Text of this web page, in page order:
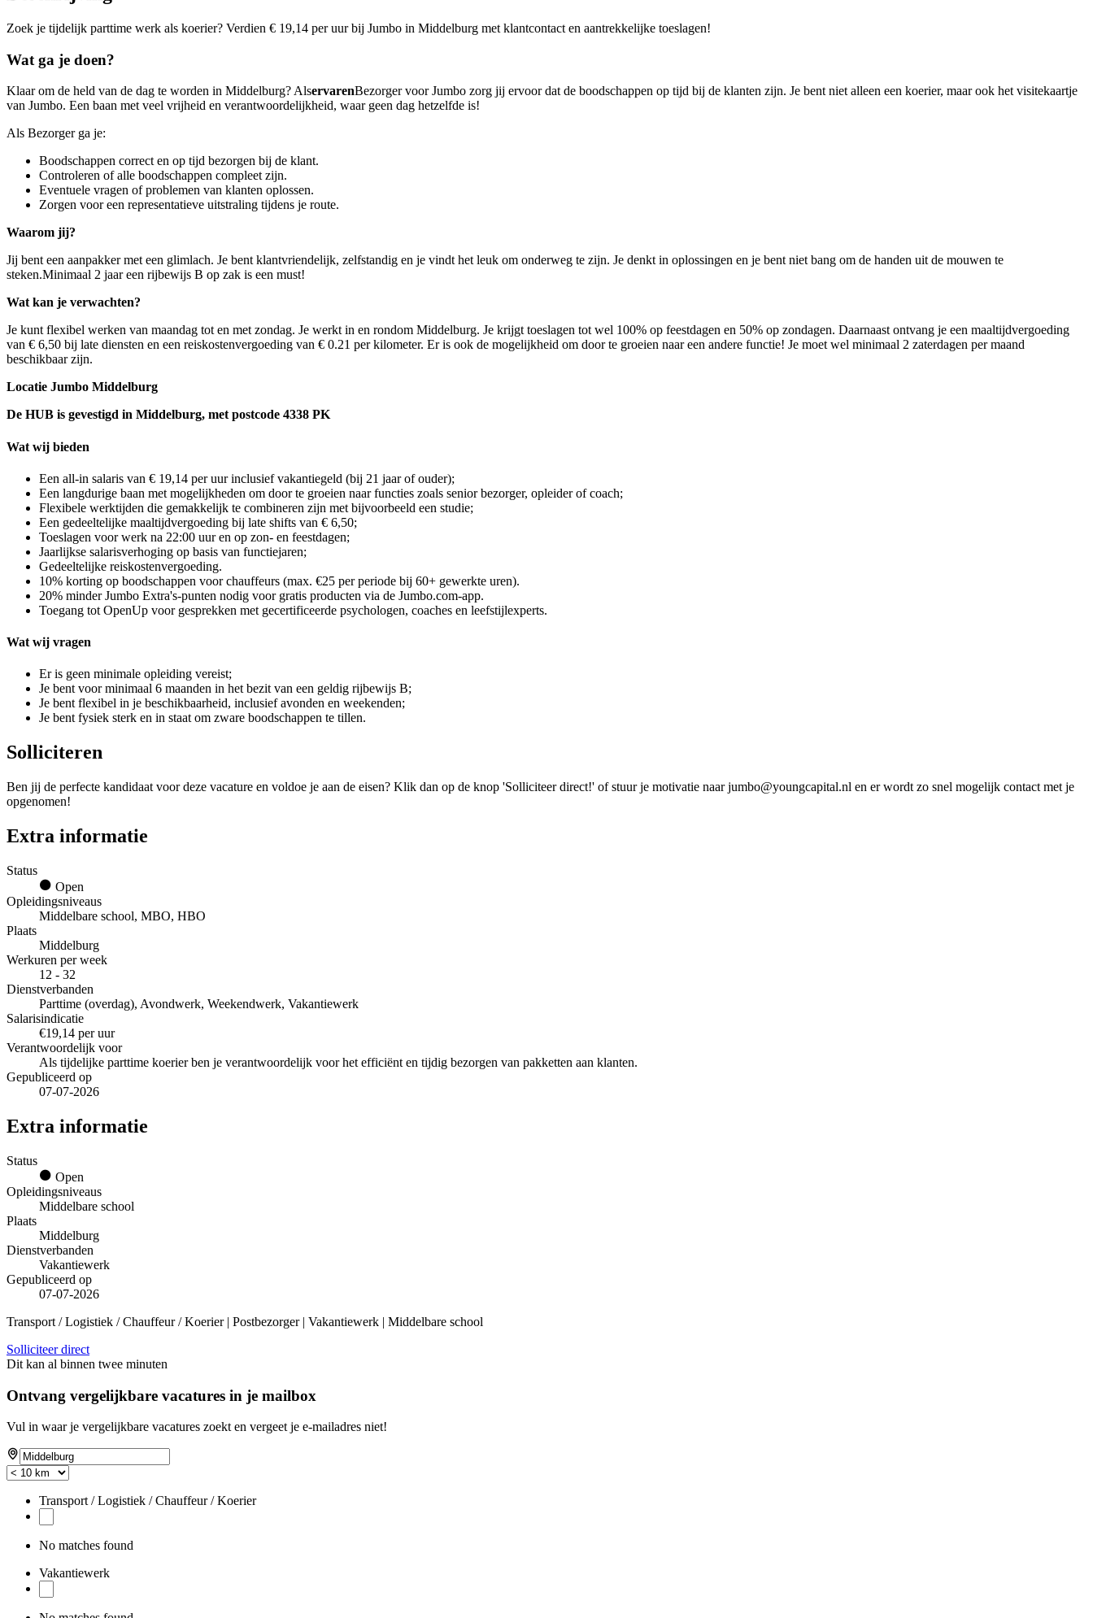
Zoek je tijdelijk parttime werk als koerier? Verdien € 19,14 per uur bij Jumbo in Middelburg met klantcontact en aantrekkelijke toeslagen!
Wat ga je doen?
Klaar om de held van de dag te worden in Middelburg? AlservarenBezorger voor Jumbo zorg jij ervoor dat de boodschappen op tijd bij de klanten zijn. Je bent niet alleen een koerier, maar ook het visitekaartje
van Jumbo. Een baan met veel vrijheid en verantwoordelijkheid, waar geen dag hetzelfde is!
Als Bezorger ga je:
Boodschappen correct en op tijd bezorgen bij de klant.
Controleren of alle boodschappen compleet zijn.
Eventuele vragen of problemen van klanten oplossen.
Zorgen voor een representatieve uitstraling tijdens je route.
Waarom jij?
Jij bent een aanpakker met een glimlach. Je bent klantvriendelijk, zelfstandig en je vindt het leuk om onderweg te zijn. Je denkt in oplossingen en je bent niet bang om de handen uit de mouwen te
steken.Minimaal 2 jaar een rijbewijs B op zak is een must!
Wat kan je verwachten?
Je kunt flexibel werken van maandag tot en met zondag. Je werkt in en rondom Middelburg. Je krijgt toeslagen tot wel 100% op feestdagen en 50% op zondagen. Daarnaast ontvang je een maaltijdvergoeding
van € 6,50 bij late diensten en een reiskostenvergoeding van € 0.21 per kilometer. Er is ook de mogelijkheid om door te groeien naar een andere functie! Je moet wel minimaal 2 zaterdagen per maand
beschikbaar zijn.
Locatie Jumbo Middelburg
De HUB is gevestigd in Middelburg, met postcode 4338 PK
Wat wij bieden
Een all-in salaris van € 19,14 per uur inclusief vakantiegeld (bij 21 jaar of ouder);
Een langdurige baan met mogelijkheden om door te groeien naar functies zoals senior bezorger, opleider of coach;
Flexibele werktijden die gemakkelijk te combineren zijn met bijvoorbeeld een studie;
Een gedeeltelijke maaltijdvergoeding bij late shifts van € 6,50;
Toeslagen voor werk na 22:00 uur en op zon- en feestdagen;
Jaarlijkse salarisverhoging op basis van functiejaren;
Gedeeltelijke reiskostenvergoeding.
10% korting op boodschappen voor chauffeurs (max. €25 per periode bij 60+ gewerkte uren).
20% minder Jumbo Extra's-punten nodig voor gratis producten via de Jumbo.com-app.
Toegang tot OpenUp voor gesprekken met gecertificeerde psychologen, coaches en leefstijlexperts.
Wat wij vragen
Er is geen minimale opleiding vereist;
Je bent voor minimaal 6 maanden in het bezit van een geldig rijbewijs B;
Je bent flexibel in je beschikbaarheid, inclusief avonden en weekenden;
Je bent fysiek sterk en in staat om zware boodschappen te tillen.
Solliciteren
Ben jij de perfecte kandidaat voor deze vacature en voldoe je aan de eisen? Klik dan op de knop 'Solliciteer direct!' of stuur je motivatie naar jumbo@youngcapital.nl en er wordt zo snel mogelijk contact met je
opgenomen!
Extra informatie
Status
Open
Opleidingsniveaus
Middelbare school, MBO, HBO
Plaats
Middelburg
Werkuren per week
12 - 32
Dienstverbanden
Parttime (overdag), Avondwerk, Weekendwerk, Vakantiewerk
Salarisindicatie
€19,14 per uur
Verantwoordelijk voor
Als tijdelijke parttime koerier ben je verantwoordelijk voor het efficiënt en tijdig bezorgen van pakketten aan klanten.
Gepubliceerd op
07-07-2026
Extra informatie
Status
Open
Opleidingsniveaus
Middelbare school
Plaats
Middelburg
Dienstverbanden
Vakantiewerk
Gepubliceerd op
07-07-2026
Transport / Logistiek / Chauffeur / Koerier | Postbezorger | Vakantiewerk | Middelbare school
Solliciteer direct
Dit kan al binnen twee minuten
Ontvang vergelijkbare vacatures in je mailbox
Vul in waar je vergelijkbare vacatures zoekt en vergeet je e-mailadres niet!
Transport / Logistiek / Chauffeur / Koerier
No matches found
Vakantiewerk